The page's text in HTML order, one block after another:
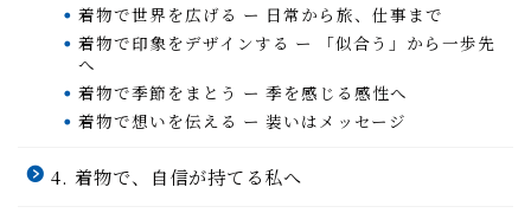
着物で世界を広げる ー 日常から旅、仕事まで
着物で印象をデザインする ー 「似合う」から一歩先
へ
着物で季節をまとう ー 季を感じる感性へ
着物で想いを伝える ー 装いはメッセージ
4. 着物で、自信が持てる私へ